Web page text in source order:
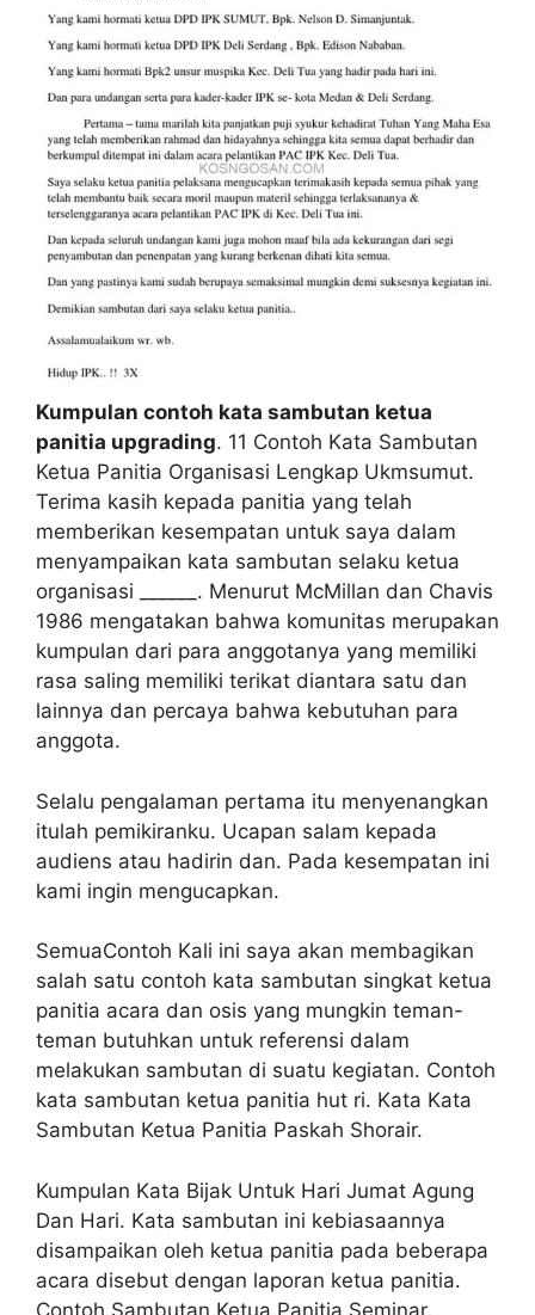
Kumpulan contoh kata sambutan ketua
panitia upgrading. 11 Contoh Kata Sambutan
Ketua Panitia Organisasi Lengkap Ukmsumut.
Terima kasih kepada panitia yang telah
memberikan kesempatan untuk saya dalam
menyampaikan kata sambutan selaku ketua
organisasi ______. Menurut McMillan dan Chavis
1986 mengatakan bahwa komunitas merupakan
kumpulan dari para anggotanya yang memiliki
rasa saling memiliki terikat diantara satu dan
lainnya dan percaya bahwa kebutuhan para
anggota.
Selalu pengalaman pertama itu menyenangkan
itulah pemikiranku. Ucapan salam kepada
audiens atau hadirin dan. Pada kesempatan ini
kami ingin mengucapkan.
SemuaContoh Kali ini saya akan membagikan
salah satu contoh kata sambutan singkat ketua
panitia acara dan osis yang mungkin teman-
teman butuhkan untuk referensi dalam
melakukan sambutan di suatu kegiatan. Contoh
kata sambutan ketua panitia hut ri. Kata Kata
Sambutan Ketua Panitia Paskah Shorair.
Kumpulan Kata Bijak Untuk Hari Jumat Agung
Dan Hari. Kata sambutan ini kebiasaannya
disampaikan oleh ketua panitia pada beberapa
acara disebut dengan laporan ketua panitia.
Contoh Sambutan Ketua Panitia Seminar.